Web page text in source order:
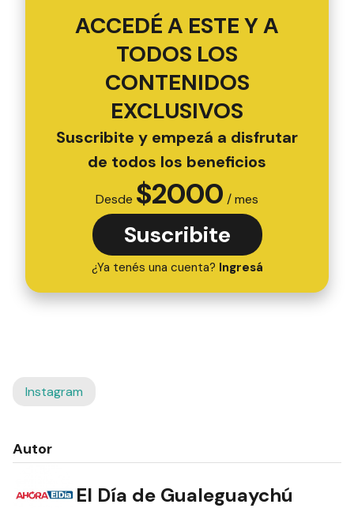
ACCEDÉ A ESTE Y A
TODOS LOS
CONTENIDOS
EXCLUSIVOS
Suscribite y empezá a disfrutar
de todos los beneficios
Desde $2000 / mes
Suscribite
¿Ya tenés una cuenta? Ingresá
Instagram
Autor
El Día de Gualeguaychú